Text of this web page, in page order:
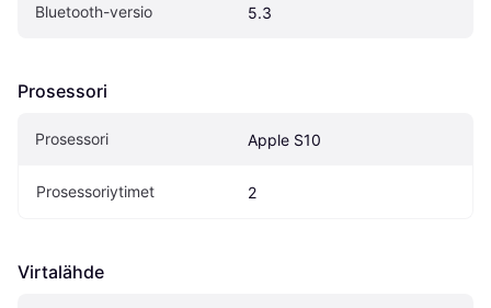
Bluetooth-versio 5.3
Prosessori
Prosessori Apple S10
Prosessoriytimet 2
Virtalähde